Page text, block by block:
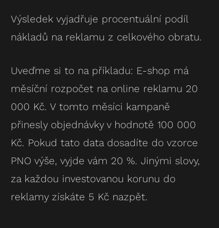
Výsledek vyjadřuje procentuální podíl
nákladů na reklamu z celkového obratu.
Uveďme si to na příkladu: E-shop má
měsíční rozpočet na online reklamu 20
000 Kč. V tomto měsíci kampaně
přinesly objednávky v hodnotě 100 000
Kč. Pokud tato data dosadíte do vzorce
PNO výše, vyjde vám 20 %. Jinými slovy,
za každou investovanou korunu do
reklamy získáte 5 Kč nazpět.